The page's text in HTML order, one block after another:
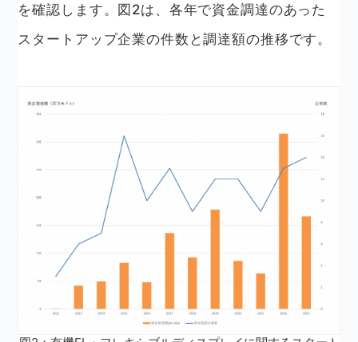
を確認します。図2は、各年で資金調達のあった
スタートアップ企業の件数と調達額の推移です。